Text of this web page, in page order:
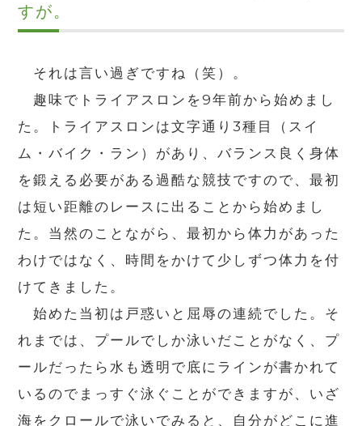
すが。
それは言い過ぎですね（笑）。
趣味でトライアスロンを9年前から始めまし
た。トライアスロンは文字通り3種目（スイ
ム・バイク・ラン）があり、バランス良く身体
を鍛える必要がある過酷な競技ですので、最初
は短い距離のレースに出ることから始めまし
た。当然のことながら、最初から体力があった
わけではなく、時間をかけて少しずつ体力を付
けてきました。
始めた当初は戸惑いと屈辱の連続でした。そ
れまでは、プールでしか泳いだことがなく、プ
ールだったら水も透明で底にラインが書かれて
いるのでまっすぐ泳ぐことができますが、いざ
海をクロールで泳いでみると、自分がどこに進